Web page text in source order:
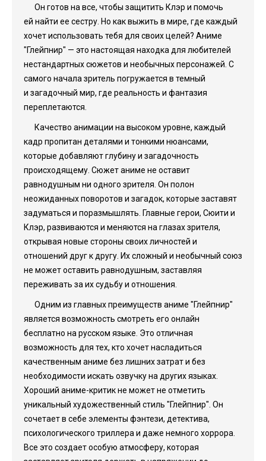
Он готов на все, чтобы защитить Клэр и помочь
ей найти ее сестру. Но как выжить в мире, где каждый
хочет использовать тебя для своих целей? Аниме
"Глейпнир" — это настоящая находка для любителей
нестандартных сюжетов и необычных персонажей. С
самого начала зритель погружается в темный
и загадочный мир, где реальность и фантазия
переплетаются.
Качество анимации на высоком уровне, каждый
кадр пропитан деталями и тонкими нюансами,
которые добавляют глубину и загадочность
происходящему. Сюжет аниме не оставит
равнодушным ни одного зрителя. Он полон
неожиданных поворотов и загадок, которые заставят
задуматься и поразмышлять. Главные герои, Сюити и
Клэр, развиваются и меняются на глазах зрителя,
открывая новые стороны своих личностей и
отношений друг к другу. Их сложный и необычный союз
не может оставить равнодушным, заставляя
переживать за их судьбу и отношения.
Одним из главных преимуществ аниме "Глейпнир"
является возможность смотреть его онлайн
бесплатно на русском языке. Это отличная
возможность для тех, кто хочет насладиться
качественным аниме без лишних затрат и без
необходимости искать озвучку на других языках.
Хороший аниме-критик не может не отметить
уникальный художественный стиль "Глейпнир". Он
сочетает в себе элементы фэнтези, детектива,
психологического триллера и даже немного хоррора.
Все это создает особую атмосферу, которая